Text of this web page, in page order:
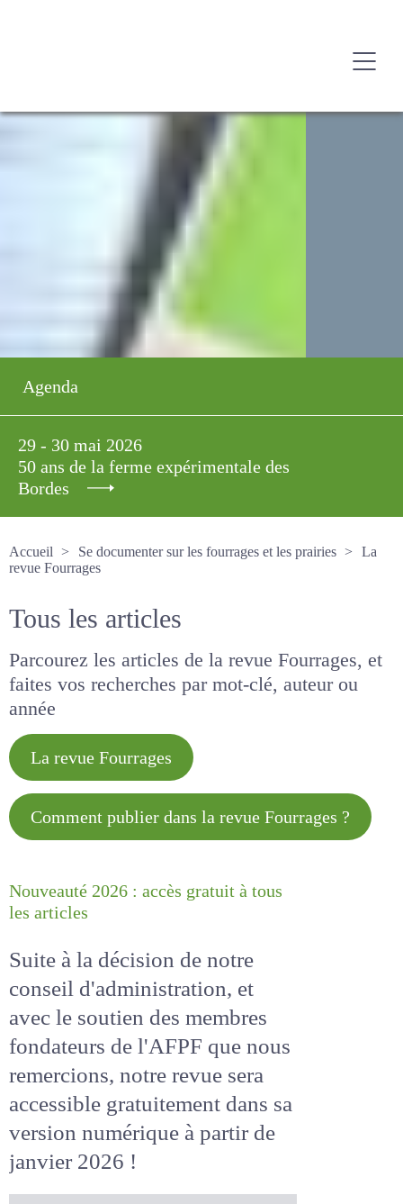
Agenda
29 - 30 mai 2026
50 ans de la ferme expérimentale des
Bordes
Accueil
Se documenter sur les fourrages et les prairies
La revue Fourrages
Tous les articles
Parcourez les articles de la revue Fourrages, et
faites vos recherches par mot-clé, auteur ou
année
La revue Fourrages
Comment publier dans la revue
Nouveauté 2026 : accès gratuit à
Suite à la décision de notre
conseil d'administration, et
avec le soutien des membres
fondateurs de l'AFPF que nous
remercions, notre revue sera
accessiblegratuitementdans
sa version numérique
de janvier 2026 !